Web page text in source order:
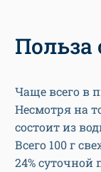
Польза
Чаще всего в
Несмотря на
состоит из
Всего 100 г
24% суточной